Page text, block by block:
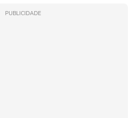
PUBLICIDADE